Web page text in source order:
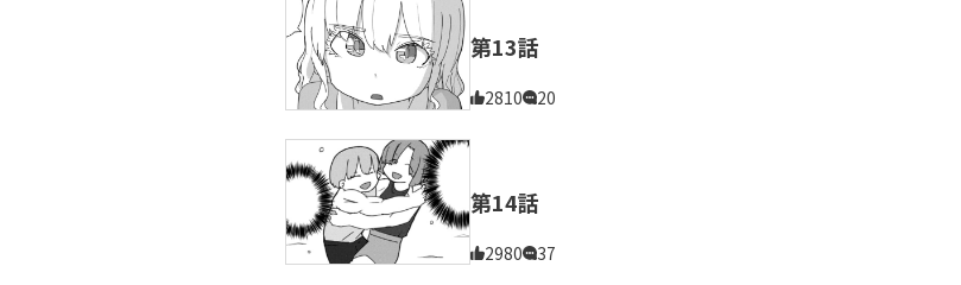
第13話
2810 20
第14話
2980 37